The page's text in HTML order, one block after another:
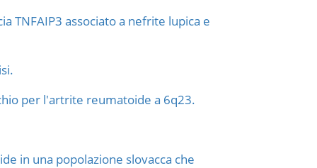
TNFAIP3 associato a nefrite lupica e
per l'artrite reumatoide a 6q23.
in una popolazione slovacca che